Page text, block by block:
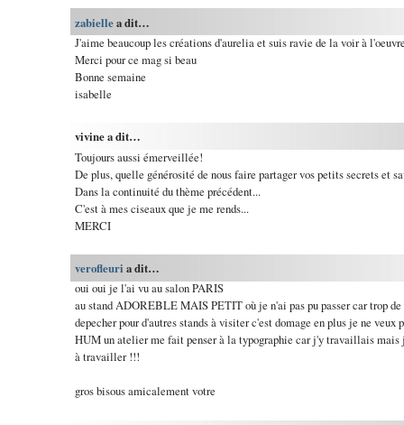
zabiellea dit…
J'aime beaucoup les créations d'aurelia et suis ravie de la voir à
Merci pour ce mag si beau
Bonne semaine
isabelle
vivine a dit…
Toujours aussi émerveillée!
De plus, quelle générosité de nous faire partager vos petits secrets et
Dans la continuité du thème précédent...
C'est à mes ciseaux que je me rends...
MERCI
verofleuri a dit…
oui oui je l'ai vu au salon PARIS
au stand ADOREBLE MAIS PETIT où je n'ai pas pu passer car trop
depecher pour d'autres stands à visiter c'est domage en plus je ne veux
HUM un atelier me fait penser à la typographie car j'y travaillais
à travailler !!!
gros bisous amicalement votre